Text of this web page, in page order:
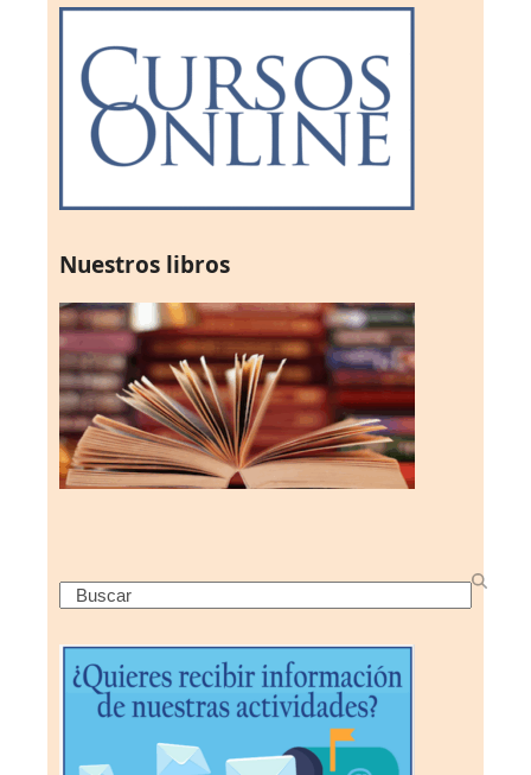
Nuestros libros
Search